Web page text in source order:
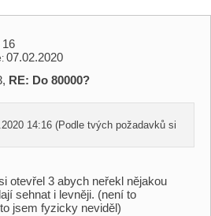
16
07.02.2020
RE: Do 80000?
14:16 (Podle tvých požadavků si
otevřel 3 abych neřekl nějakou
sehnat i levněji. (není to
jsem fyzicky neviděl)